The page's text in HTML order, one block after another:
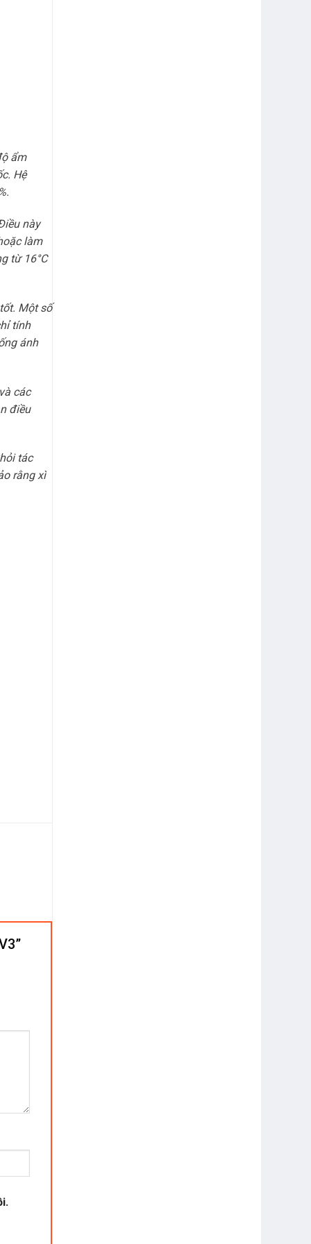
ẩm
Hệ
này
làm
từ 16°C
Một số
tính
ánh
các
điều
tác
rằng xì